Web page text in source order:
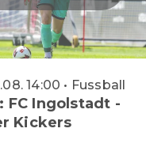
14:00 • Fussball
FC Ingolstadt -
Kickers